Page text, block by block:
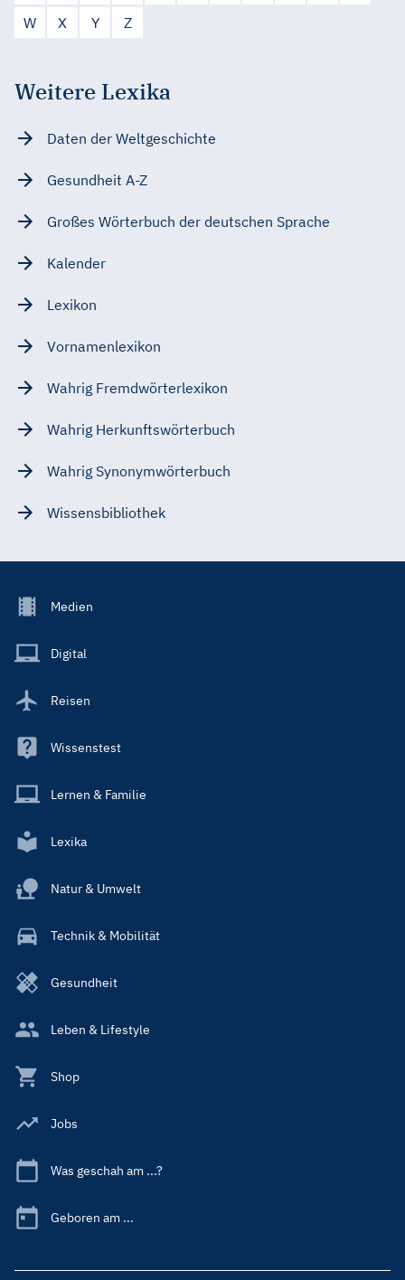
W
X Y Z
Weitere Lexika
Daten der Weltgeschichte
Gesundheit A-Z
Großes Wörterbuch der deutschen Sprache
Kalender
Lexikon
Vornamenlexikon
Wahrig Fremdwörterlexikon
Wahrig Herkunftswörterbuch
Wahrig Synonymwörterbuch
Wissensbibliothek
Footer
Main
Medien
Digital
Reisen
Wissenstest
Lernen & Familie
Lexika
Natur & Umwelt
Technik & Mobilität
Gesundheit
Leben & Lifestyle
Shop
Jobs
Was geschah am ...?
Geboren am ...